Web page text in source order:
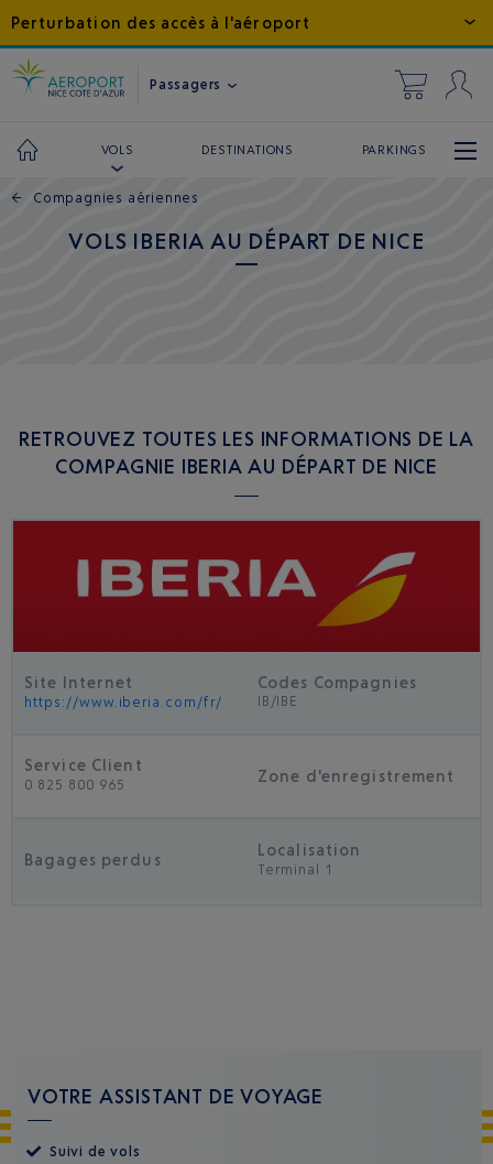
Perturbation des accès à l'aéroport
Passagers
VOLS DESTINATIONS PARKINGS
← Compagnies aériennes
VOLS IBERIA AU DÉPART DE NICE
RETROUVEZ TOUTES LES INFORMATIONS DE LA
COMPAGNIE IBERIA AU DÉPART DE NICE
Site Internet
https://www.iberia.com/fr/
Codes Compagnies
IB/IBE
Service Client
0 825 800 965 Zone d'enregistrement
Bagages perdus
Localisation
Terminal 1
VOTRE ASSISTANT DE VOYAGE
Suivi de vols